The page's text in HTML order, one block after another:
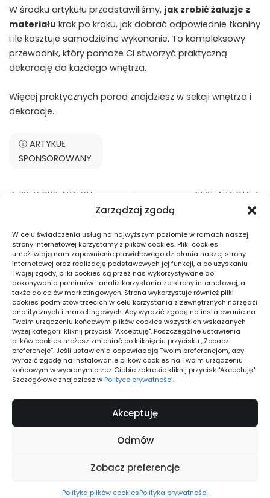
Zarządzaj zgodą
W celu świadczenia usług na najwyższym poziomie w ramach naszej
strony internetowej korzystamy z plików cookies. Pliki cookies
umożliwiają nam zapewnienie prawidłowego działania naszej strony
internetowej oraz realizację podstawowych jej funkcji, a po uzyskaniu
Twojej zgody, pliki cookies są przez nas wykorzystywane do
dokonywania pomiarów i analiz korzystania ze strony internetowej, a
także do celów marketingowych. Strona wykorzystuje również pliki
cookies podmiotów trzecich w celu korzystania z zewnętrznych narzędzi
analitycznych i marketingowych. Aby wyrazić zgodę na instalowanie na
Twoim urządzeniu końcowym plików cookies wszystkich wskazanych
wyżej kategorii kliknij przycisk "Akceptuję". Poszczególne ustawienia
plików cookies możesz zmieniać po kliknięciu przycisku „Zobacz
preferencje”. Jeśli ustawienia odpowiadają Twoim preferencjom, aby
wyrazić zgodę na instalowanie plików cookies na Twoim urządzeniu
końcowym w wybranym przez Ciebie zakresie kliknij przycisk "Akceptuję".
Szczegółowe znajdziesz w Polityce prywatności.
Akceptuję
Odmów
Zobacz preferencje
Polityka plików cookiesPolityka prywatności
W środku artykułu przedstawiliśmy, jak zrobić żaluzje z
materiału krok po kroku, jak dobrać odpowiednie tkaniny
i ile kosztuje samodzielne wykonanie. To kompleksowy
przewodnik, który pomoże Ci stworzyć praktyczną
dekorację do każdego wnętrza.
Więcej praktycznych porad znajdziesz w sekcji wnętrza i
dekoracje.
ⓘ ARTYKUŁ
SPONSOROWANY
PREVIOUS ARTICLE
Jak udekorować małe okno –
NEXT ARTICLE
Jak wymierzyć okna pod rolety
poradnik
You Might Also Enjoy
Jak wykorzystać ploter laserowy i
frezarkę w praktyce
Posted
by
Igor 18/10/2025 READ MORE
BUDOWLANIEC.com.pl
Tekst
© Budowlaniec.com.pl